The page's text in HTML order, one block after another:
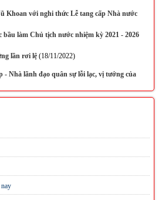
Khoan với nghi thức Lễ tang cấp Nhà nước
làm Chủ tịch nước nhiệm kỳ 2021 - 2026
lần rơi lệ(18/11/2022)
Nhà lãnh đạo quân sự lỗi lạc, vị tướng của